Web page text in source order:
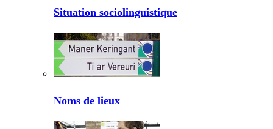
Situation sociolinguistique
Noms de lieux